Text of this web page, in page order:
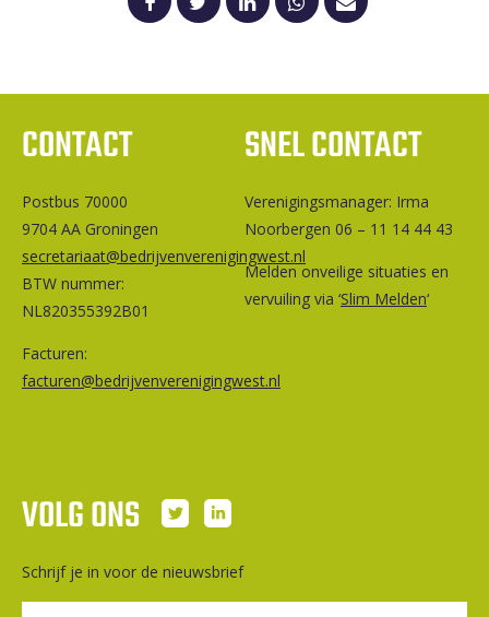
CONTACT
Postbus 70000
9704 AA Groningen
secretariaat@bedrijvenverenigingwest.nl
BTW nummer:
NL820355392B01
Facturen:
facturen@bedrijvenverenigingwest.nl
SNEL CONTACT
Ver­e­ni­gings­ma­na­ger: Irma
Noorbergen 06 – 11 14 44 43
Melden onveilige situaties en
vervuiling via ‘Slim Melden‘
VOLG ONS
Schrijf je in voor de nieuwsbrief